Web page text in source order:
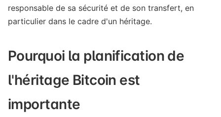
responsable de sa sécurité et de son transfert, en
particulier dans le cadre d'un héritage.
Pourquoi la planification de
l'héritage Bitcoin est
importante